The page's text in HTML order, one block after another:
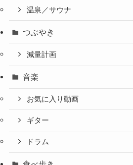
温泉／サウナ
つぶやき
減量計画
音楽
お気に入り動画
ギター
ドラム